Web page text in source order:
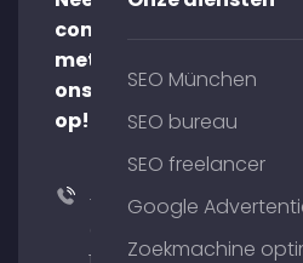
contact
met
ons
op!
+49
SEO München
SEO bureau
SEO freelancer
Google
Zoekmachine